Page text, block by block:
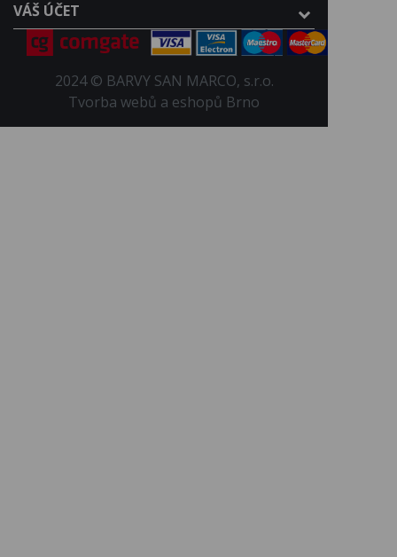
VÁŠ ÚČET
2024 © BARVY SAN MARCO, s.r.o.
Tvorba webů a eshopů Brno